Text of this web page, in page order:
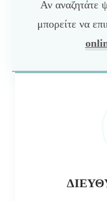
Αν αναζητάτε
μπορείτε να